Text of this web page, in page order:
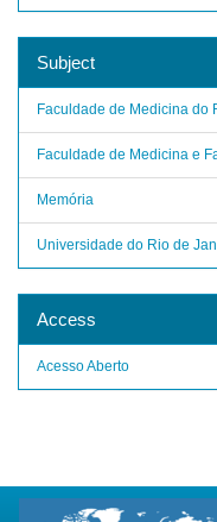
Subject
Faculdade de Medicina do
Faculdade de Medicina e
Memória
Universidade do Rio de
Access
Acesso Aberto